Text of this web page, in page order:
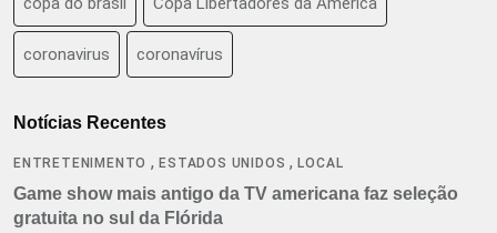
coronavirus coronavírus
Notícias Recentes
ENTRETENIMENTO ,ESTADOS UNIDOS ,LOCAL
Game show mais antigo da TV americana faz seleção
gratuita no sul da Flórida